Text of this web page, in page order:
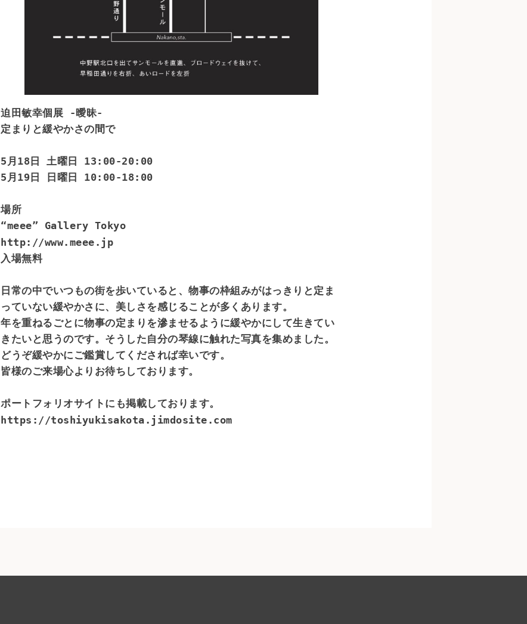
迫田敏幸個展 -曖昧-
定まりと緩やかさの間で
5月18日 土曜日 13:00-20:00
5月19日 日曜日 10:00-18:00
場所
http://www.meee.jp
入場無料
日常の中でいつもの街を歩いていると、物事の枠組みがはっきりと定ま
っていない緩やかさに、美しさを感じることが多くあります。
年を重ねるごとに物事の定まりを滲ませるように緩やかにして生きてい
きたいと思うのです。そうした自分の琴線に触れた写真を集めました。
どうぞ緩やかにご鑑賞してくだされば幸いです。
皆様のご来場心よりお待ちしております。
https://toshiyukisakota.jimdosite.com